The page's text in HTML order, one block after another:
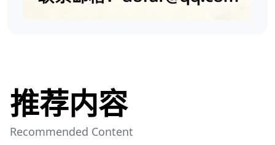
推荐内容
Recommended Content